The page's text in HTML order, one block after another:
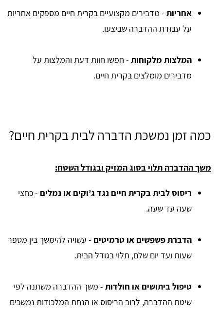
אחריות - מדבירים מקצועיים בקרית חיים מספקים אחריות
על עבודת ההדברה שביצעו.
המלצות מלקוחות - חפשו חוות דעת והמלצות על
מדבירים מומלצים בקרית חיים.
כמה זמן נמשכת הדברה לבית בקרית חיים?
משך ההדברה תלוי בסוג המזיק ובגודל השטח:
ריסוס לבית בקרית חיים נגד ג’וקים או נמלים - כחצי
שעה עד שעה.
הדברת פשפשים או טרמיטים - עשויה להימשך בין מספר
שעות ועד יום שלם, תלוי בגודל הבית.
טיפול ביתושים או חולדות - משך ההדברה משתנה לפי
שיטת ההדברה, לרוב הריסוס או הנחת המלכודות נמשכים